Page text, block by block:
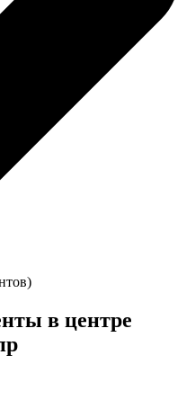
в центре